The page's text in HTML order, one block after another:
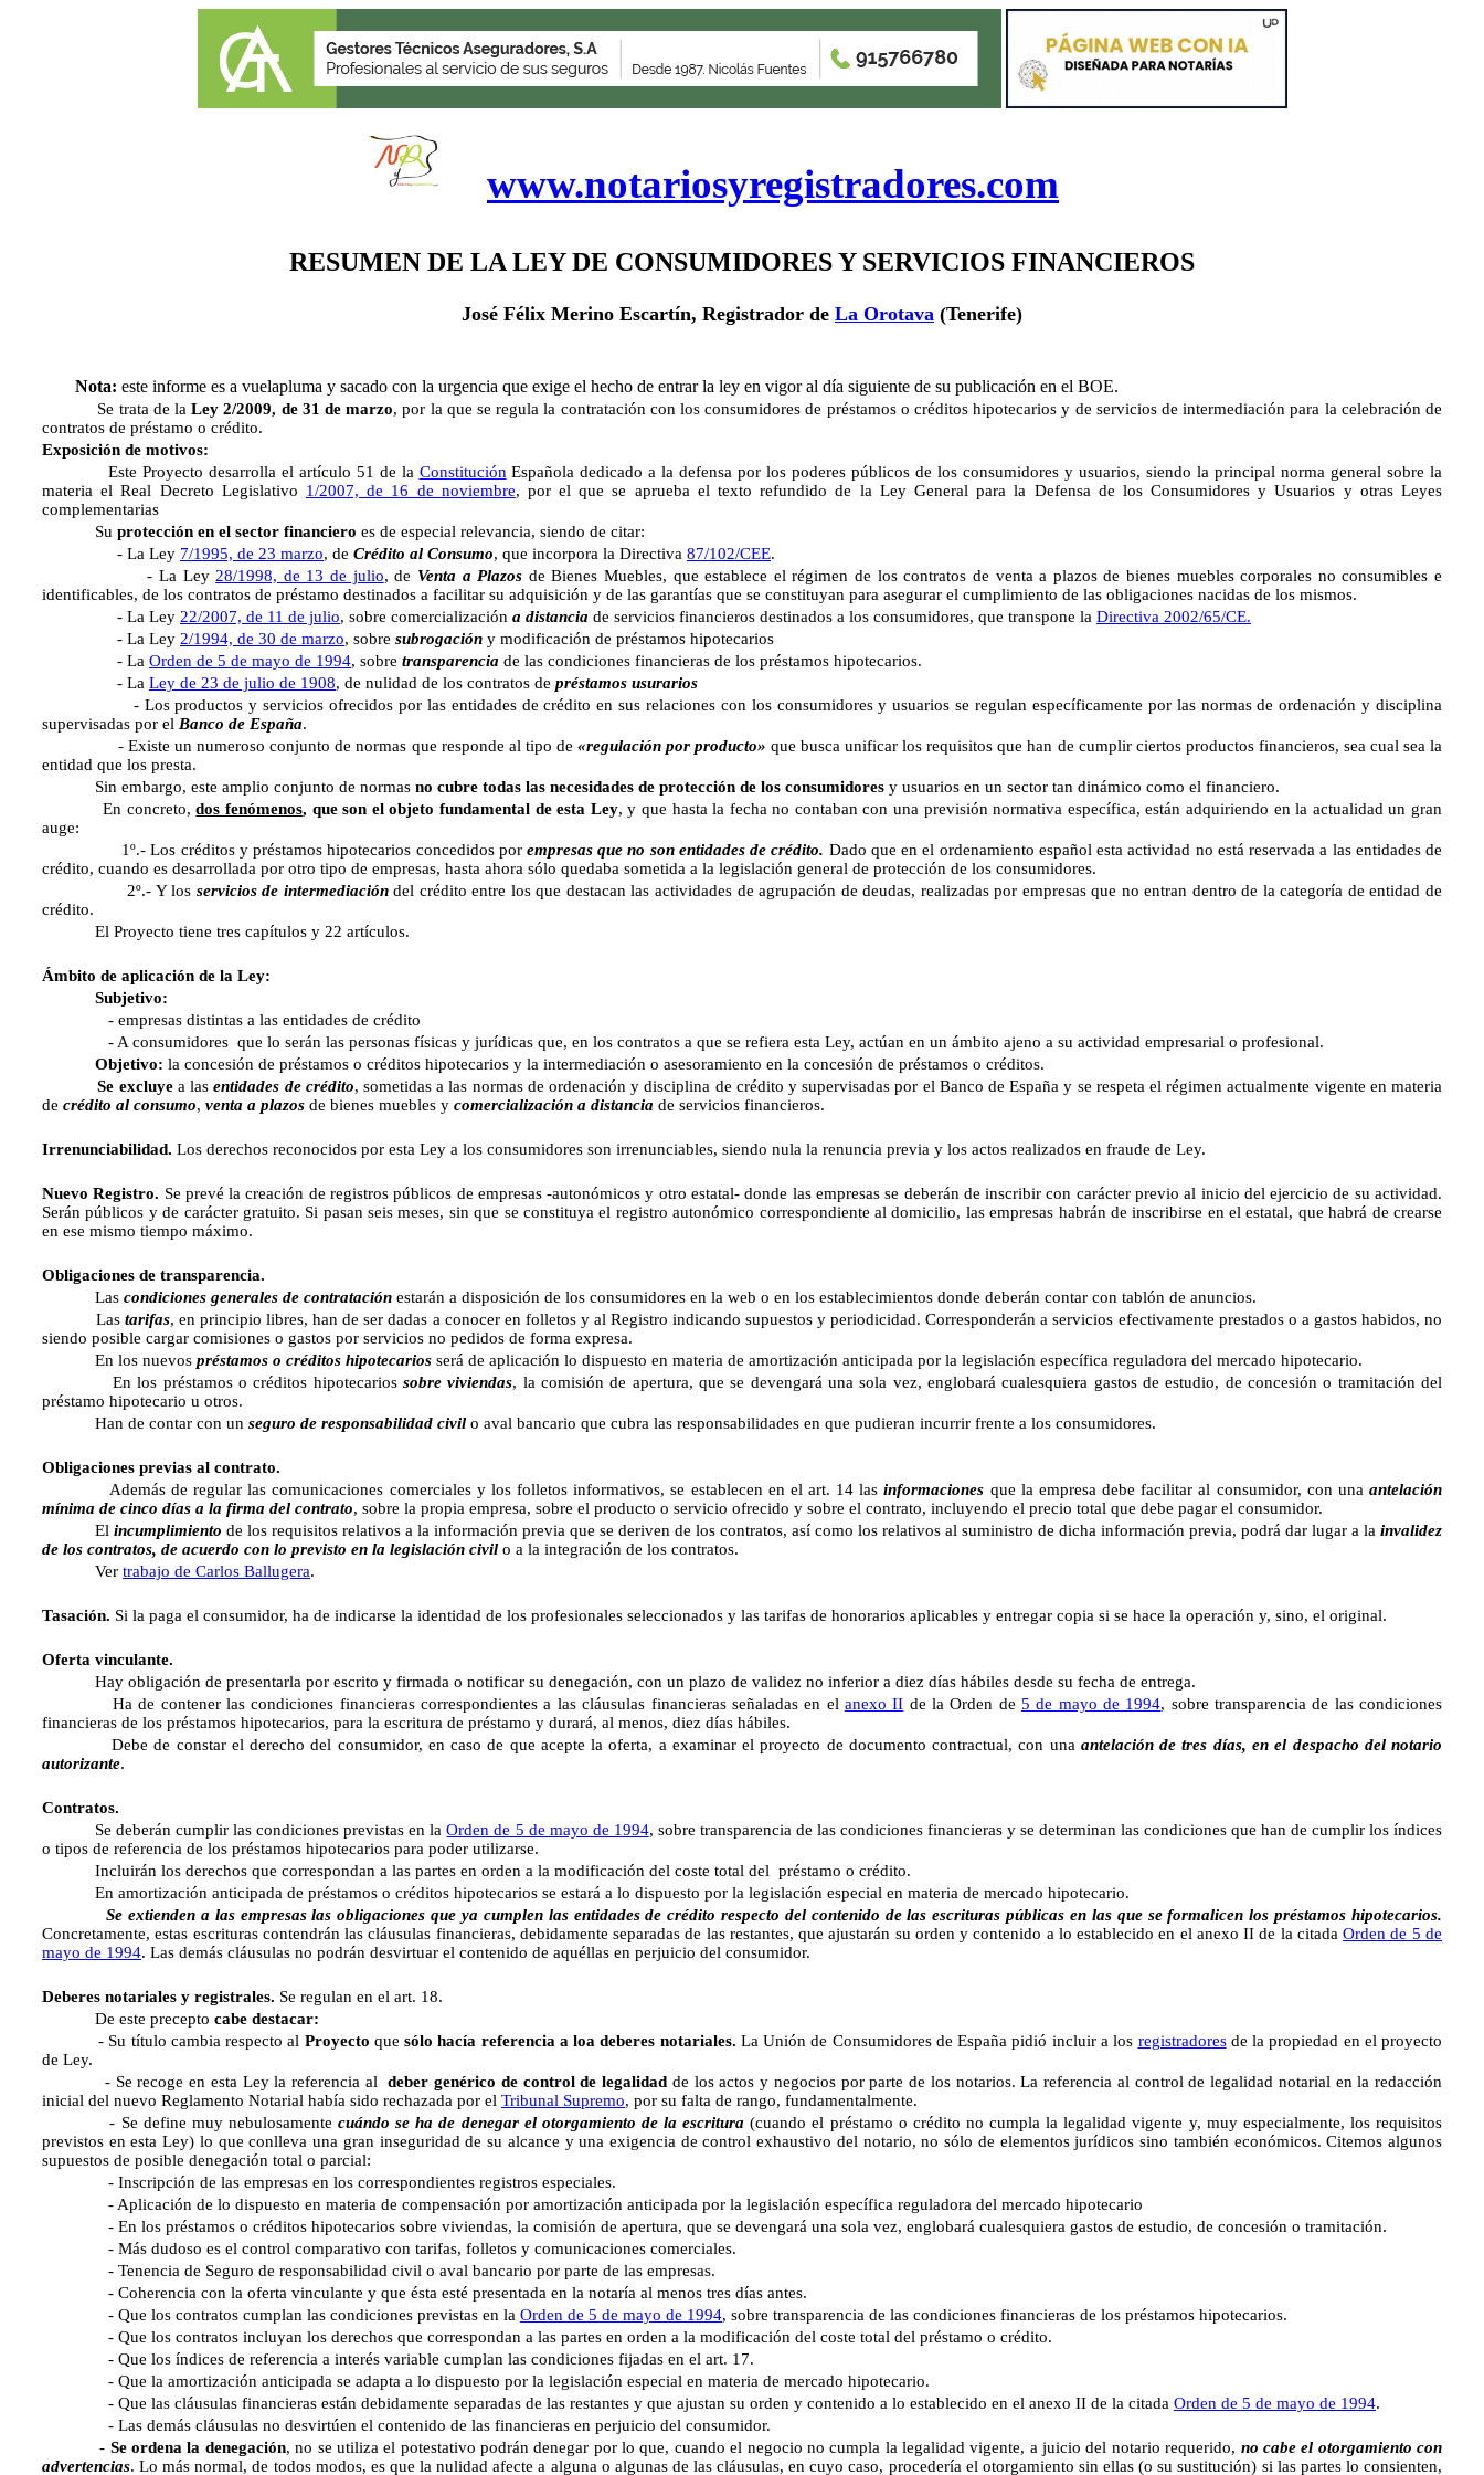
www.notariosyregistradores.com
RESUMEN DE LA LEY DE CONSUMIDORES Y SERVICIOS FINANCIEROS
José Félix Merino Escartín, Registrador de La Orotava (Tenerife)
Nota: este informe es a vuelapluma y sacado con la urgencia que exige el hecho de entrar la ley en vigor al día siguiente de su publicación en el BOE.
Se trata de laLey 2/2009, de 31 de marzo, por la que se regula la contratación con los consumidores de préstamos o créditos hipotecarios y de servicios de intermediación para la celebración de
contratos de préstamo o crédito.
Exposición de motivos:
Este Proyecto desarrolla el artículo 51 de la Constitución Española dedicado a la defensa por los poderes públicos de los consumidores y usuarios, siendo la principal norma general sobre la
materia el Real Decreto Legislativo 1/2007, de 16 de noviembre, por el que se aprueba el texto refundido de la Ley General para la Defensa de los Consumidores y Usuarios y otras Leyes
complementarias
Su protección en el sector financiero es de especial relevancia, siendo de citar:
- La Ley 7/1995, de 23 marzo, de Crédito al Consumo, que incorpora la Directiva 87/102/CEE.
- La Ley 28/1998, de 13 de julio, de Venta a Plazos de Bienes Muebles, que establece el régimen de los contratos de venta a plazos de bienes muebles corporales no consumibles e
identificables, de los contratos de préstamo destinados a facilitar su adquisición y de las garantías que se constituyan para asegurar el cumplimiento de las obligaciones nacidas de los mismos.
- La Ley 22/2007, de 11 de julio, sobre comercialización a distancia de servicios financieros destinados a los consumidores, que transpone la Directiva 2002/65/CE.
- La Ley 2/1994, de 30 de marzo, sobre subrogación y modificación de préstamos hipotecarios
- La Orden de 5 de mayo de 1994, sobre transparencia de las condiciones financieras de los préstamos hipotecarios.
- La Ley de 23 de julio de 1908, de nulidad de los contratos de préstamos usurarios
- Los productos y servicios ofrecidos por las entidades de crédito en sus relaciones con los consumidores y usuarios se regulan específicamente por las normas de ordenación y disciplina
supervisadas por el Banco de España.
- Existe un numeroso conjunto de normas que responde al tipo de «regulación por producto» que busca unificar los requisitos que han de cumplir ciertos productos financieros, sea cual sea la
entidad que los presta.
Sin embargo, este amplio conjunto de normas no cubre todas las necesidades de protección de los consumidores y usuarios en un sector tan dinámico como el financiero.
En concreto,dos fenómenos, que son el objeto fundamental de esta Ley, y que hasta la fecha no contaban con una previsión normativa específica, están adquiriendo en la actualidad un gran
auge:
1º.- Los créditos y préstamos hipotecarios concedidos por empresas que no son entidades de crédito. Dado que en el ordenamiento español esta actividad no está reservada a las entidades de
crédito, cuando es desarrollada por otro tipo de empresas, hasta ahora sólo quedaba sometida a la legislación general de protección de los consumidores.
2º.- Y los servicios de intermediacióndel crédito entre los que destacan las actividades de agrupación de deudas, realizadas por empresas que no entran dentro de la categoría de entidad de
crédito.
El Proyecto tiene tres capítulos y 22 artículos.
Ámbito de aplicación de la Ley:
Subjetivo:
- empresas distintas a las entidades de crédito
- A consumidores que lo serán las personas físicas y jurídicas que, en los contratos a que se refiera esta Ley, actúan en un ámbito ajeno a su actividad empresarial o profesional.
Objetivo: la concesión de préstamos o créditos hipotecarios y la intermediación o asesoramiento en la concesión de préstamos o créditos.
Se excluye a lasentidades de crédito, sometidas a las normas de ordenación y disciplina de crédito y supervisadas por el Banco de España y se respeta el régimen actualmente vigente en materia
de crédito al consumo, venta a plazos de bienes muebles y comercialización a distancia de servicios financieros.
Irrenunciabilidad. Los derechos reconocidos por esta Ley a los consumidores son irrenunciables, siendo nula la renuncia previa y los actos realizados en fraude de Ley.
Nuevo Registro. Se prevé la creación de registros públicos de empresas -autonómicos y otro estatal- donde las empresas se deberán de inscribir con carácter previo al inicio del ejercicio de su actividad.
Serán públicos y de carácter gratuito. Si pasan seis meses, sin que se constituya el registro autonómico correspondiente al domicilio, las empresas habrán de inscribirse en el estatal, que habrá de crearse
en ese mismo tiempo máximo.
Obligaciones de transparencia.
Las condiciones generales de contratación estarán a disposición de los consumidores en la web o en los establecimientos donde deberán contar con tablón de anuncios.
Las tarifas, en principio libres, han de ser dadas a conocer en folletos y al Registro indicando supuestos y periodicidad. Corresponderán a servicios efectivamente prestados o a gastos habidos, no
siendo posible cargar comisiones o gastos por servicios no pedidos de forma expresa.
En los nuevos préstamos o créditos hipotecarios será de aplicación lo dispuesto en materia de amortización anticipada por la legislación específica reguladora del mercado hipotecario.
En los préstamos o créditos hipotecarios sobre viviendas, la comisión de apertura, que se devengará una sola vez, englobará cualesquiera gastos de estudio, de concesión o tramitación del
préstamo hipotecario u otros.
Han de contar con un seguro de responsabilidad civil o aval bancario que cubra las responsabilidades en que pudieran incurrir frente a los consumidores.
Obligaciones previas al contrato.
Además de regular las comunicaciones comerciales y los folletos informativos, se establecen en el art. 14 lasinformaciones que la empresa debe facilitar al consumidor, con unaantelación
mínima de cinco días a la firma del contrato, sobre la propia empresa, sobre el producto o servicio ofrecido y sobre el contrato, incluyendo el precio total que debe pagar el consumidor.
El incumplimiento de los requisitos relativos a la información previa que se deriven de los contratos, así como los relativos al suministro de dicha información previa, podrá dar lugar a la invalidez
de los contratos, de acuerdo con lo previsto en la legislación civil o a la integración de los contratos.
Ver trabajo de Carlos Ballugera.
Tasación. Si la paga el consumidor, ha de indicarse la identidad de los profesionales seleccionados y las tarifas de honorarios aplicables y entregar copia si se hace la operación y, sino, el original.
Oferta vinculante.
Hay obligación de presentarla por escrito y firmada o notificar su denegación, con un plazo de validez no inferior a diez días hábiles desde su fecha de entrega.
Ha de contener las condiciones financieras correspondientes a las cláusulas financieras señaladas en el anexo II de la Orden de 5 de mayo de 1994, sobre transparencia de las condiciones
financieras de los préstamos hipotecarios, para la escritura de préstamo y durará, al menos, diez días hábiles.
Debe de constar el derecho del consumidor, en caso de que acepte la oferta, a examinar el proyecto de documento contractual, con una antelación de tres días, en el despacho del notario
autorizante.
Contratos.
Se deberán cumplir las condiciones previstas en laOrden de 5 de mayo de 1994, sobre transparencia de las condiciones financieras y se determinan las condiciones que han de cumplir los índices
o tipos de referencia de los préstamos hipotecarios para poder utilizarse.
Incluirán los derechos que correspondan a las partes en orden a la modificación del coste total del préstamo o crédito.
En amortización anticipada de préstamos o créditos hipotecarios se estará a lo dispuesto por la legislación especial en materia de mercado hipotecario.
Se extienden a las empresas las obligaciones que ya cumplen las entidades de crédito respecto del contenido de las escrituras públicas en las que se formalicen los préstamos hipotecarios.
Concretamente, estas escrituras contendrán las cláusulas financieras, debidamente separadas de las restantes, que ajustarán su orden y contenido a lo establecido en el anexo II de la citadaOrden de 5 de
mayo de 1994. Las demás cláusulas no podrán desvirtuar el contenido de aquéllas en perjuicio del consumidor.
Deberes notariales y registrales. Se regulan en el art. 18.
De este precepto cabe destacar:
- Su título cambia respecto al Proyecto que sólo hacía referencia a loa deberes notariales. La Unión de Consumidores de España pidió incluir a los registradoresde la propiedad en el proyecto
de Ley.
- Se recoge en esta Ley la referencia al deber genérico de control de legalidad de los actos y negocios por parte de los notarios. La referencia al control de legalidad notarial en la redacción
inicial del nuevo Reglamento Notarial había sido rechazada por el Tribunal Supremo, por su falta de rango, fundamentalmente.
- Se define muy nebulosamentecuándo se ha de denegar el otorgamiento de la escritura (cuando el préstamo o crédito no cumpla la legalidad vigente y, muy especialmente, los requisitos
previstos en esta Ley) lo que conlleva una gran inseguridad de su alcance y una exigencia de control exhaustivo del notario, no sólo de elementos jurídicos sino también económicos. Citemos algunos
supuestos de posible denegación total o parcial:
- Inscripción de las empresas en los correspondientes registros especiales.
- Aplicación de lo dispuesto en materia de compensación por amortización anticipada por la legislación específica reguladora del mercado hipotecario
- En los préstamos o créditos hipotecarios sobre viviendas, la comisión de apertura, que se devengará una sola vez, englobará cualesquiera gastos de estudio, de concesión o tramitación.
- Más dudoso es el control comparativo con tarifas, folletos y comunicaciones comerciales.
- Tenencia de Seguro de responsabilidad civil o aval bancario por parte de las empresas.
- Coherencia con la oferta vinculante y que ésta esté presentada en la notaría al menos tres días antes.
- Que los contratos cumplan las condiciones previstas en la Orden de 5 de mayo de 1994, sobre transparencia de las condiciones financieras de los préstamos hipotecarios.
- Que los contratos incluyan los derechos que correspondan a las partes en orden a la modificación del coste total del préstamo o crédito.
- Que los índices de referencia a interés variable cumplan las condiciones fijadas en el art. 17.
- Que la amortización anticipada se adapta a lo dispuesto por la legislación especial en materia de mercado hipotecario.
- Que las cláusulas financieras están debidamente separadas de las restantes y que ajustan su orden y contenido a lo establecido en el anexo II de la citada Orden de 5 de mayo de 1994.
- Las demás cláusulas no desvirtúen el contenido de las financieras en perjuicio del consumidor.
- Se ordena la denegación, no se utiliza el potestativo podrán denegar por lo que, cuando el negocio no cumpla la legalidad vigente, a juicio del notario requerido, no cabe el otorgamiento con
advertencias. Lo más normal, de todos modos, es que la nulidad afecte a alguna o algunas de las cláusulas, en cuyo caso, procedería el otorgamiento sin ellas (o su sustitución) si las partes lo consienten,